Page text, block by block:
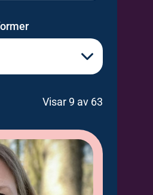
Visar 9 av 63